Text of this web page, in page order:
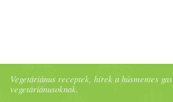
remek
Vegetáriánus receptek, hírek a húsmentes
vegetáriánusoknak.